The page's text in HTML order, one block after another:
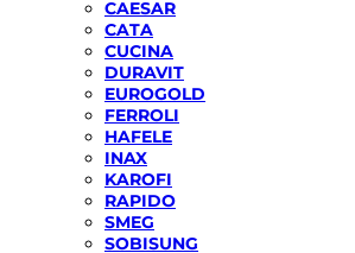
CAESAR
CATA
CUCINA
DURAVIT
EUROGOLD
FERROLI
HAFELE
INAX
KAROFI
RAPIDO
SMEG
SOBISUNG